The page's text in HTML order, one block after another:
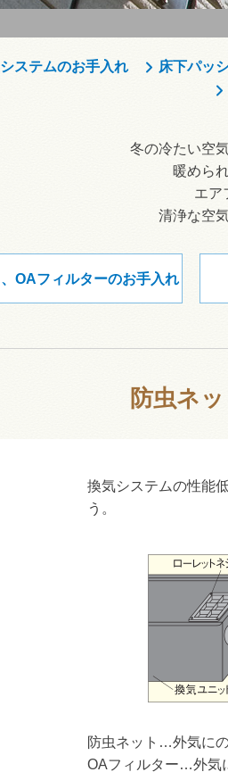
ステムのお手入れ 床下パッ
冬の冷たい空
暖めら
エア
清浄な空
OAフィルターのお手入れ
防虫ネ
換気システムの性能
う。
防虫ネット…外気に
OAフィルター…外気